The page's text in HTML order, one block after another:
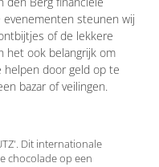
steunen wij
of de lekkere
het ook belangrijk om
door geld op te
bazar of veilingen.
Dit internationale
chocolade op een